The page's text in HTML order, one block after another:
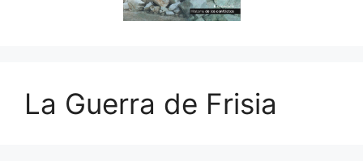
La Guerra de Frisia